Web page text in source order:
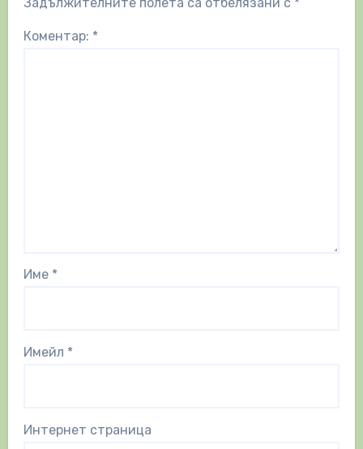
Коментар: *
Име *
Имейл *
Интернет страница